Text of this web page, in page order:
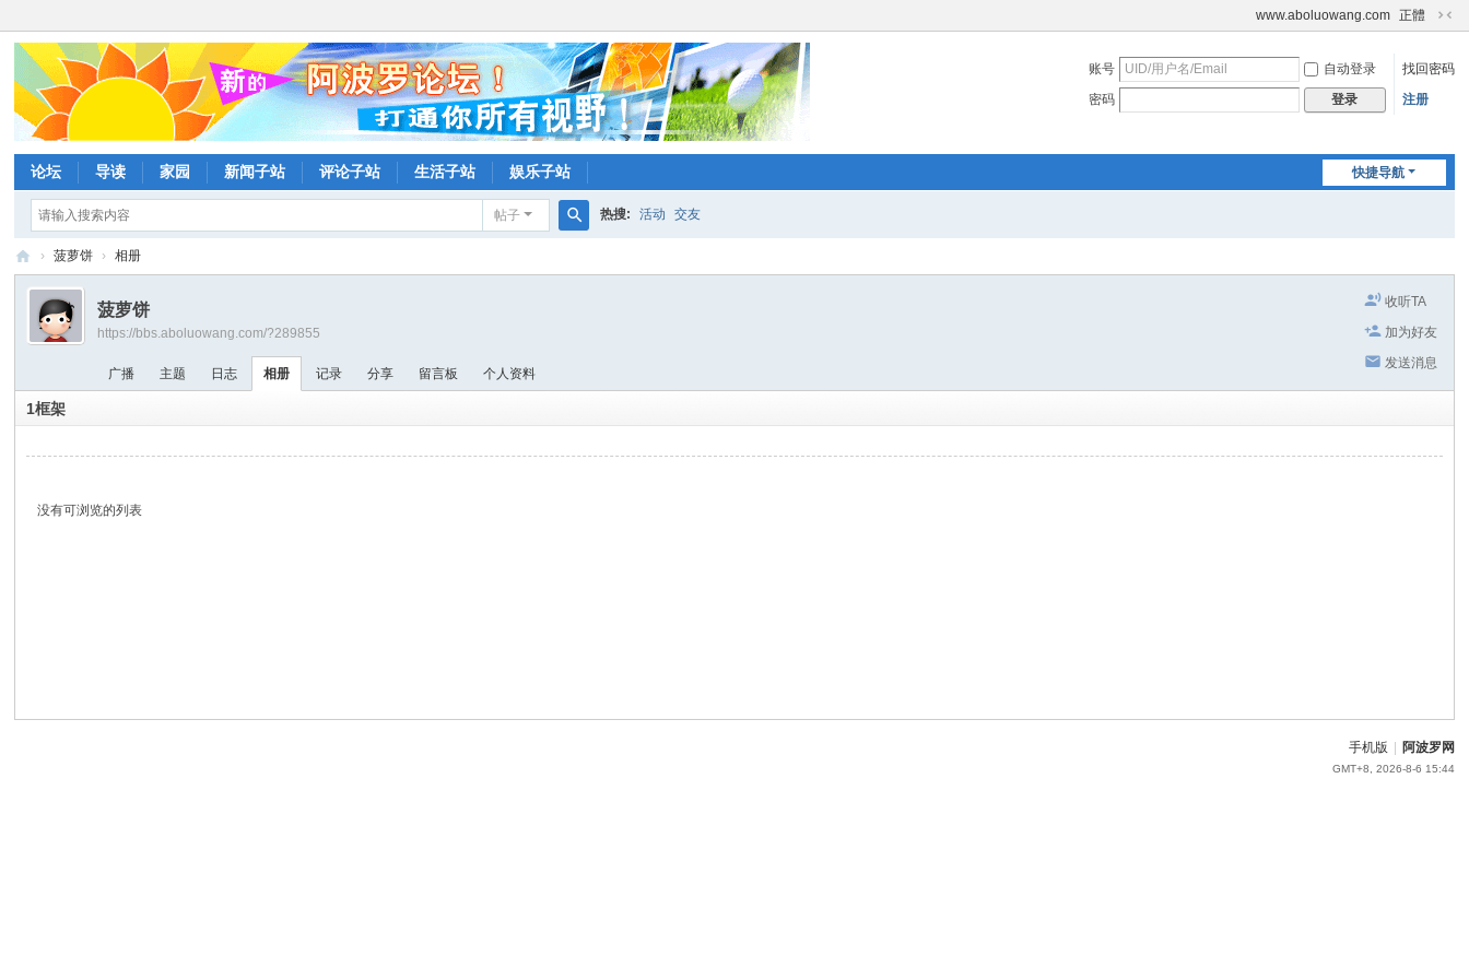
www.aboluowang.com 正體
切
到
账号 自动登录
找回密码
密码
登录 注册
快捷导航
论坛 导读 家园 新闻子站 评论子站 生活子站 娱乐子站
帖子
索
热搜: 活动 交友
阿
罗
论
› 菠萝饼 › 相册
收听TA
加为好友
发送消息
菠萝饼
https://bbs.aboluowang.com/?289855
广播 主题 日志 相册 记录 分享 留言板 个人资料
1框架
没有可浏览的列表
手机版 阿波罗网
GMT+8, 2026-8-6 15:44